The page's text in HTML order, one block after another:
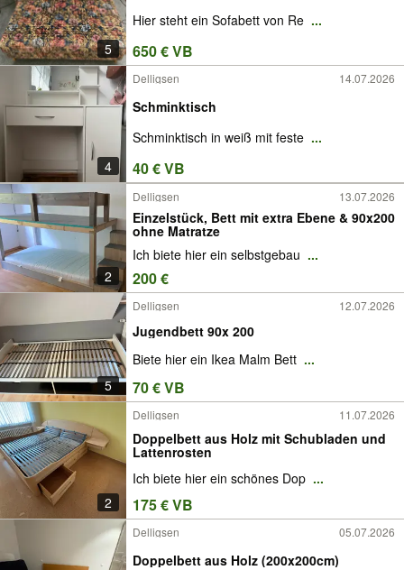
5
Hier steht ein Sofabett von Re ...
650 € VB
4
Delligsen 14.07.2026
Schminktisch
Schminktisch in weiß mit feste ...
40 € VB
2
Delligsen 13.07.2026
Einzelstück, Bett mit extra Ebene & 90x200
ohne Matratze
Ich biete hier ein selbstgebau ...
200 €
5
Delligsen 12.07.2026
Jugendbett 90x 200
Biete hier ein Ikea Malm Bett ...
70 € VB
2
Delligsen 11.07.2026
Doppelbett aus Holz mit Schubladen und
Lattenrosten
Ich biete hier ein schönes Dop ...
175 € VB
Delligsen 05.07.2026
Doppelbett aus Holz (200x200cm)